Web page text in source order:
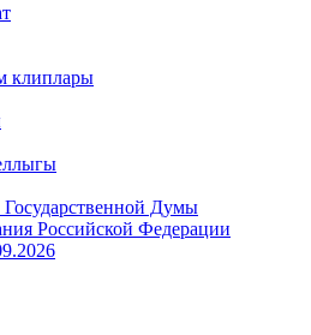
клиплары
Думы
Российской Федерации